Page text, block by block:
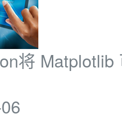
将 Matplotlib